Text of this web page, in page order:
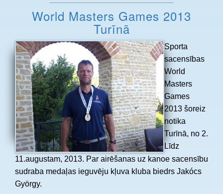
World Masters Games 2013
Turīnā
Sporta
sacensības
World
Masters
Games
2013 šoreiz
notika
Turīnā, no 2.
Līdz
11.augustam, 2013. Par airēšanas uz kanoe sacensību
sudraba medaļas ieguvēju kļuva kluba biedrs Jakócs
György.